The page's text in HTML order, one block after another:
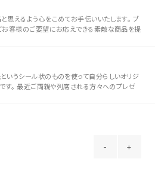
えるよう心をこめてお手伝いいたします。 ブ
お客様のご要望にお応えできる素敵な商品を提
いうシール状のものを使って自分らしいオリジ
す。 最近ご両親や列席される方々へのプレゼ
- +